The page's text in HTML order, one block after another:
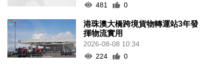
481
0
港珠澳大橋跨境貨物轉運站3年發
揮物流實用
2026-08-08 10:34
224
0